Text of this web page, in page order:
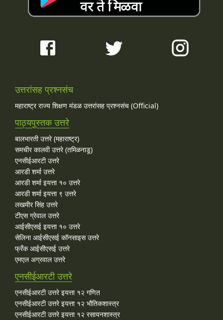
उत्तरांसह प्रश्नसंच
महाराष्ट्र राज्य शिक्षण मंडळ उत्तरांसह प्रश्नसंच (Official)
पाठ्यपुस्तक उत्तरे
बालभारती उत्तरे (महाराष्ट्र)
समचीर कालवी उत्तरे (तमिळनाडू)
एनसीईआरटी उत्तरे
आरडी शर्मा उत्तरे
आरडी शर्मा इयत्ता १० उत्तरे
आरडी शर्मा इयत्ता ९ उत्तरे
लखमीर सिंह उत्तरे
टीएस ग्रेवाल उत्तरे
आईसीएसई इयत्ता १० उत्तरे
सेलिना आईसीएसई कॉनसाइस उत्तरे
फ्रँक आईसीएसई उत्तरे
एमएल अग्रवाल उत्तरे
एनसीईआरटी उत्तरे
एनसीईआरटी उत्तरे इयत्ता १२ गणित
एनसीईआरटी उत्तरे इयत्ता १२ भौतिकशास्त्र
एनसीईआरटी उत्तरे इयत्ता १२ रसायनशास्त्र